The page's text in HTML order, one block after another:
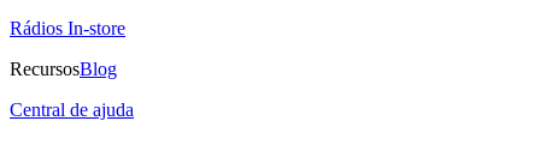
Rádios In-store
RecursosBlog
Central de ajuda